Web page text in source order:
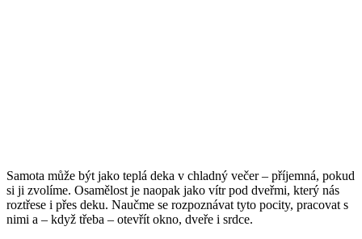
Samota může být jako teplá deka v chladný večer – příjemná, pokud
si ji zvolíme. Osamělost je naopak jako vítr pod dveřmi, který nás
roztřese i přes deku. Naučme se rozpoznávat tyto pocity, pracovat s
nimi a – když třeba – otevřít okno, dveře i srdce.